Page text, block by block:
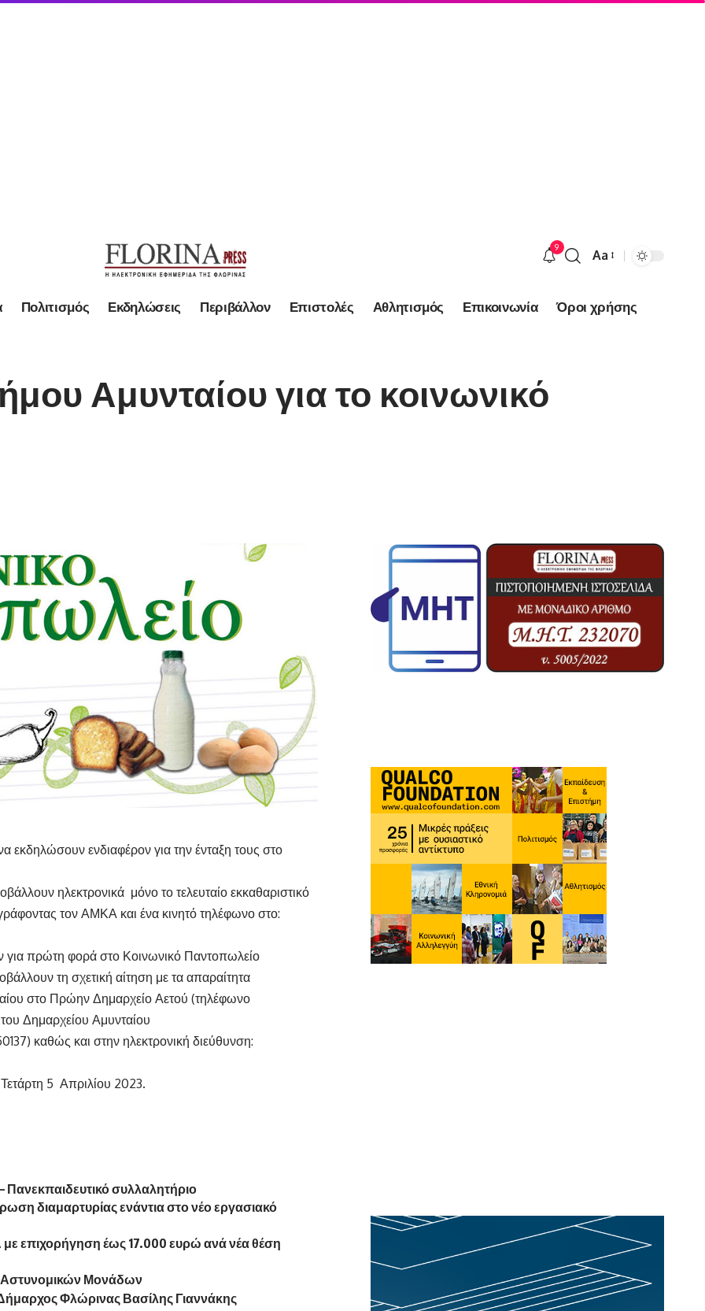
9
Font
Aa
Πολιτισμός Εκδηλώσεις Περιβάλλον Επιστολές Αθλητισμός Επικοινωνία Όροι χρήσης
Αμυνταίου για το κοινωνικό
εκδηλώσουν ενδιαφέρον για την ένταξη τους στο
ηλεκτρονικά μόνο το τελευταίο εκκαθαριστικό
τον ΑΜΚΑ και ένα κινητό τηλέφωνο στο:
για πρώτη φορά στο Κοινωνικό Παντοπωλείο
τη σχετική αίτηση με τα απαραίτητα
στο Πρώην Δημαρχείο Αετού (τηλέφωνο
Δημαρχείου Αμυνταίου
καθώς και στην ηλεκτρονική διεύθυνση:
5 Απριλίου 2023.
συλλαλητήριο
διαμαρτυρίας ενάντια στο νέο εργασιακό
επιχορήγηση έως 17.000 ευρώ ανά νέα θέση
Αστυνομικών Μονάδων
Φλώρινας Βασίλης Γιαννάκης